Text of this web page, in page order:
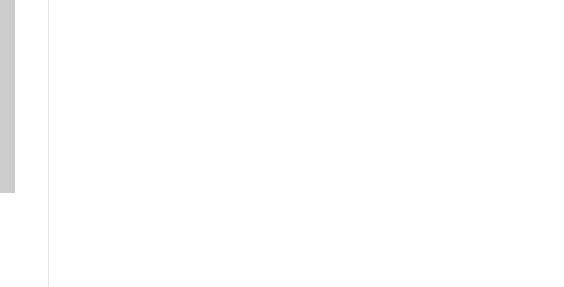
ن